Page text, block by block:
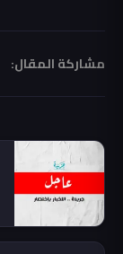
مشاركة المقال: